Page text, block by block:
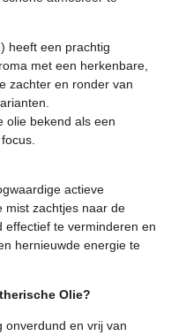
) heeft een prachtig
met een herkenbare,
zachter en ronder van
olie bekend als een
actieve
mist zachtjes naar de
te verminderen en
hernieuwde energie te
Olie?
onverdund en vrij van